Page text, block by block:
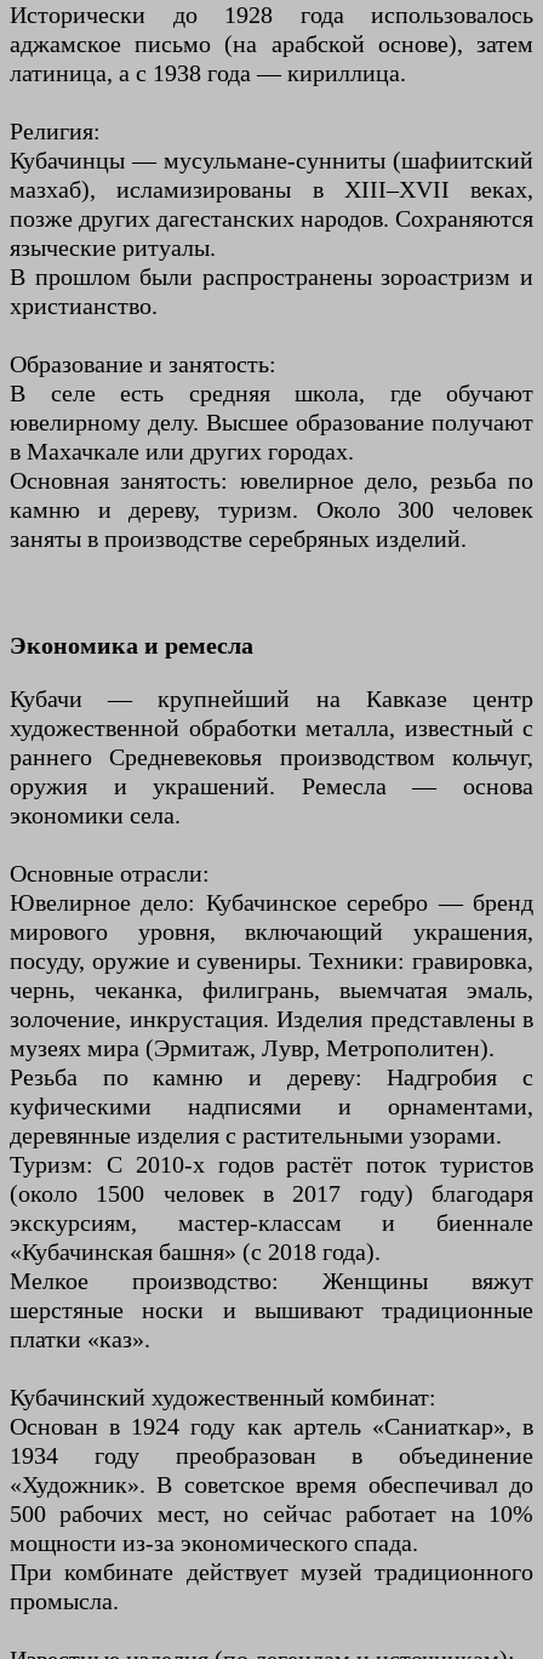
Исторически до 1928 года использовалось
аджамское письмо (на арабской основе), затем
латиница, а с 1938 года — кириллица.
Религия:
Кубачинцы — мусульмане-сунниты (шафиитский
мазхаб), исламизированы в XIII–XVII веках,
позже других дагестанских народов. Сохраняются
языческие ритуалы.
В прошлом были распространены зороастризм и
христианство.
Образование и занятость:
В селе есть средняя школа, где обучают
ювелирному делу. Высшее образование получают
в Махачкале или других городах.
Основная занятость: ювелирное дело, резьба по
камню и дереву, туризм. Около 300 человек
заняты в производстве серебряных изделий.
Экономика и ремесла
Кубачи — крупнейший на Кавказе центр
художественной обработки металла, известный с
раннего Средневековья производством кольчуг,
оружия и украшений. Ремесла — основа
экономики села.
Основные отрасли:
Ювелирное дело: Кубачинское серебро — бренд
мирового уровня, включающий украшения,
посуду, оружие и сувениры. Техники: гравировка,
чернь, чеканка, филигрань, выемчатая эмаль,
золочение, инкрустация. Изделия представлены в
музеях мира (Эрмитаж, Лувр, Метрополитен).
Резьба по камню и дереву: Надгробия с
куфическими надписями и орнаментами,
деревянные изделия с растительными узорами.
Туризм: С 2010-х годов растёт поток туристов
(около 1500 человек в 2017 году) благодаря
экскурсиям, мастер-классам и биеннале
«Кубачинская башня» (с 2018 года).
Мелкое производство: Женщины вяжут
шерстяные носки и вышивают традиционные
платки «каз».
Кубачинский художественный комбинат:
Основан в 1924 году как артель «Саниаткар», в
1934 году преобразован в объединение
«Художник». В советское время обеспечивал до
500 рабочих мест, но сейчас работает на 10%
мощности из-за экономического спада.
При комбинате действует музей традиционного
промысла.